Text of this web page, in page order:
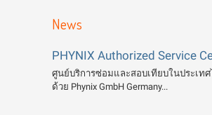
News
PHYNIX Authorized Service
ศูนย์บริการซ่อมและสอบเทียบในประเทศ
ด้วย Phynix GmbH Germany...